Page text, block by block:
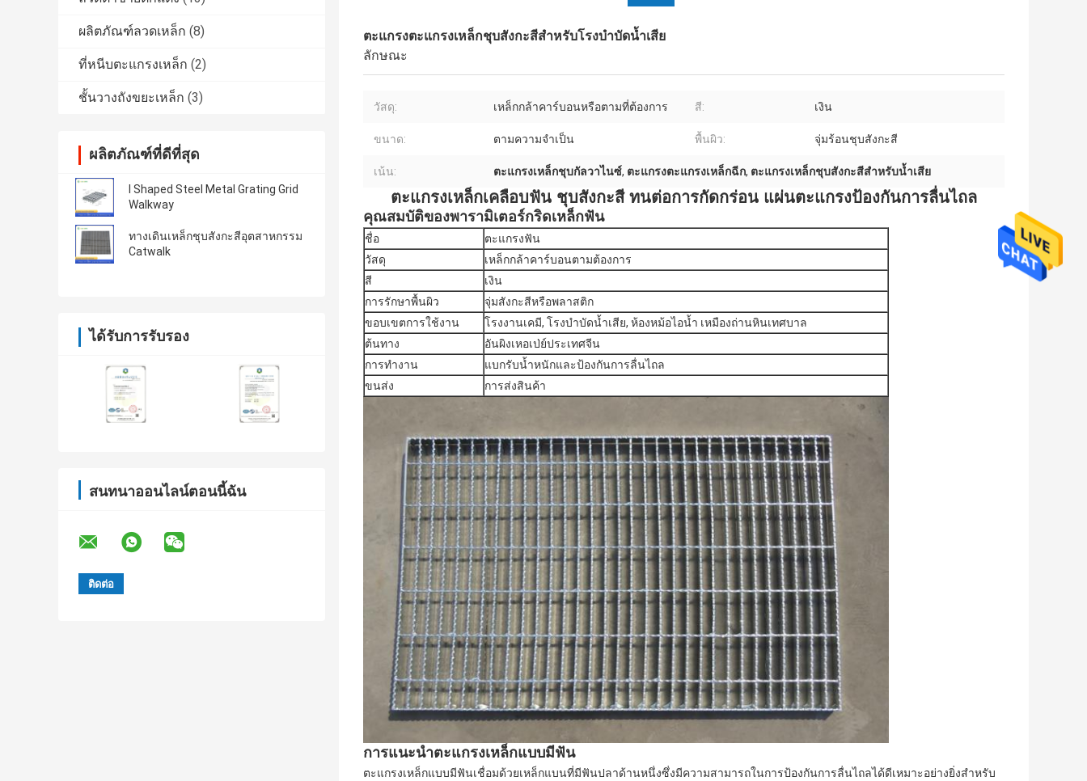
ผลิตภัณฑ์ลวดเหล็ก (8)
ที่หนีบตะแกรงเหล็ก (2)
ชั้นวางถังขยะเหล็ก (3)
ผลิตภัณฑ์ที่ดีที่สุด
I Shaped Steel Metal Grating Grid
Walkway
ทางเดินเหล็กชุบสังกะสีอุตสาหกรรม
Catwalk
ได้รับการรับรอง
สนทนาออนไลน์ตอนนี้ฉัน
ตะแกรงตะแกรงเหล็กชุบสังกะสีสำหรับโรงบำบัดน้ำเสีย
ลักษณะ
วัสดุ: เหล็กกล้าคาร์บอนหรือตามที่ต้องการ สี: เงิน
ขนาด: ตามความจำเป็น พื้นผิว: จุ่มร้อนชุบสังกะสี
เน้น: ตะแกรงเหล็กชุบกัลวาไนซ์, ตะแกรงตะแกรงเหล็กฉีก, ตะแกรงเหล็กชุบสังกะสีสำหรับน้ำเสีย
ตะแกรงเหล็กเคลือบฟัน ชุบสังกะสี ทนต่อการกัดกร่อน แผ่นตะแกรงป้องกันการลื่นไถล
คุณสมบัติของพารามิเตอร์กริดเหล็กฟัน
ชื่อ
ตะแกรงฟัน
วัสดุ
เหล็กกล้าคาร์บอนตามต้องการ
สี
เงิน
การรักษาพื้นผิว
จุ่มสังกะสีหรือพลาสติก
ขอบเขตการใช้งาน
โรงงานเคมี, โรงบำบัดน้ำเสีย, ห้องหม้อไอน้ำ เหมืองถ่านหินเทศบาล
ต้นทาง
อันผิงเหอเป่ย์ประเทศจีน
การทำงาน
แบกรับน้ำหนักและป้องกันการลื่นไถล
ขนส่ง
การส่งสินค้า
การแนะนำตะแกรงเหล็กแบบมีฟัน
ตะแกรงเหล็กแบบมีฟันเชื่อมด้วยเหล็กแบนที่มีฟันปลาด้านหนึ่งซึ่งมีความสามารถในการป้องกันการลื่นไถลได้ดีเหมาะอย่างยิ่งสำหรับ